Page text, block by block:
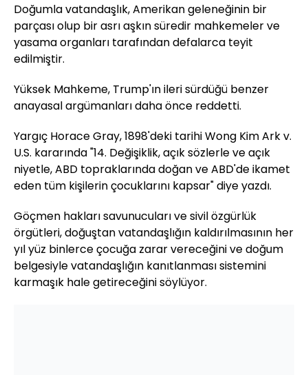
Doğumla vatandaşlık, Amerikan geleneğinin bir
parçası olup bir asrı aşkın süredir mahkemeler ve
yasama organları tarafından defalarca teyit
edilmiştir.
Yüksek Mahkeme, Trump'ın ileri sürdüğü benzer
anayasal argümanları daha önce reddetti.
Yargıç Horace Gray, 1898'deki tarihi Wong Kim Ark v.
U.S. kararında "14. Değişiklik, açık sözlerle ve açık
niyetle, ABD topraklarında doğan ve ABD'de ikamet
eden tüm kişilerin çocuklarını kapsar" diye yazdı.
Göçmen hakları savunucuları ve sivil özgürlük
örgütleri, doğuştan vatandaşlığın kaldırılmasının her
yıl yüz binlerce çocuğa zarar vereceğini ve doğum
belgesiyle vatandaşlığın kanıtlanması sistemini
karmaşık hale getireceğini söylüyor.